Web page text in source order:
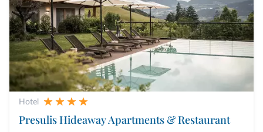
Hotel
Presulis Hideaway Apartments & Restaurant